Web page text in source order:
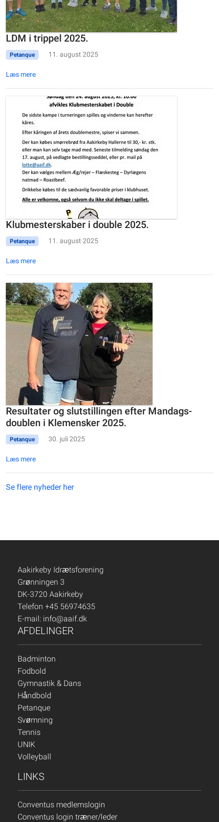
LDM i trippel 2025.
Petanque 11. august 2025
Læs mere
Klubmesterskaber i double 2025.
Petanque 11. august 2025
Læs mere
Resultater og slutstillingen efter Mandags-
doublen i Klemensker 2025.
Petanque 30. juli 2025
Læs mere
Se flere nyheder her
Aakirkeby Idrætsforening
Grønningen 3
DK-3720 Aakirkeby
Telefon +45 56974635
E-mail: info@aaif.dk
AFDELINGER
Badminton
Fodbold
Gymnastik & Dans
Håndbold
Petanque
Svømning
Tennis
UNIK
Volleyball
LINKS
Conventus medlemslogin
Conventus login træner/leder